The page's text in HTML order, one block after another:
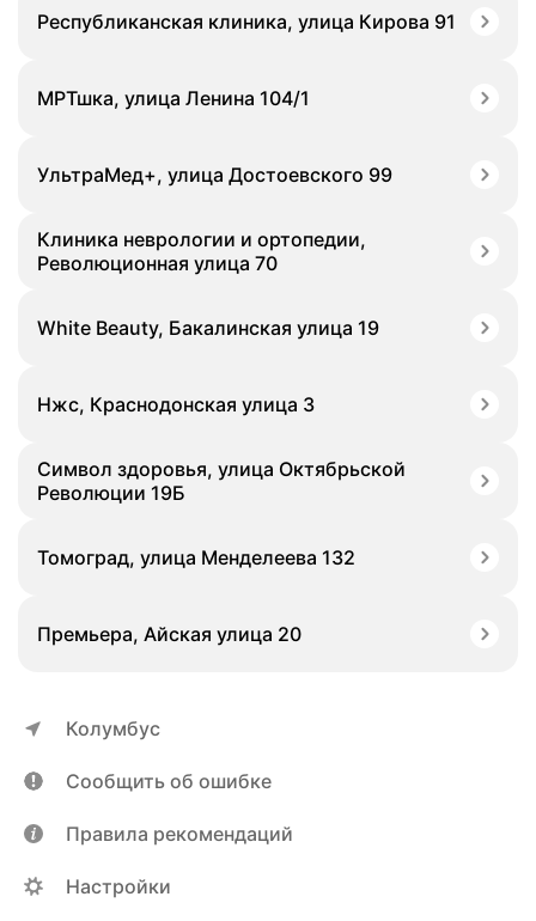
Республиканская клиника, улица Кирова 91
МРТшка, улица Ленина 104/1
УльтраМед+, улица Достоевского 99
Клиника неврологии и ортопедии,
Революционная улица 70
White Beauty, Бакалинская улица 19
Нжс, Краснодонская улица 3
Символ здоровья, улица Октябрьской
Революции 19Б
Томоград, улица Менделеева 132
Премьера, Айская улица 20
Колумбус
Сообщить об ошибке
Правила рекомендаций
Настройки